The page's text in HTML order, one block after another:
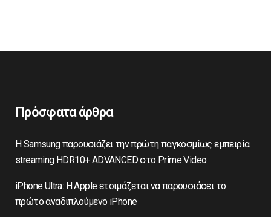
Πρόσφατα άρθρα
Η Samsung παρουσιάζει την πρώτη παγκοσμίως εμπειρία
streaming HDR10+ ADVANCED στο Prime Video
iPhone Ultra: Η Apple ετοιμάζεται να παρουσιάσει το
πρώτο αναδιπλούμενο iPhone